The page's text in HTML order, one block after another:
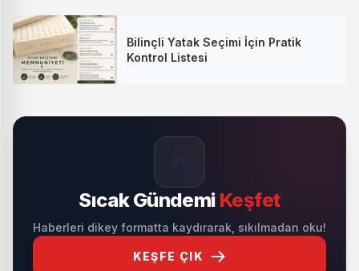
Bilinçli Yatak Seçimi İçin Pratik
Kontrol Listesi
Sıcak Gündemi Keşfet
Haberleri dikey formatta kaydırarak, sıkılmadan oku!
KEŞFE ÇIK